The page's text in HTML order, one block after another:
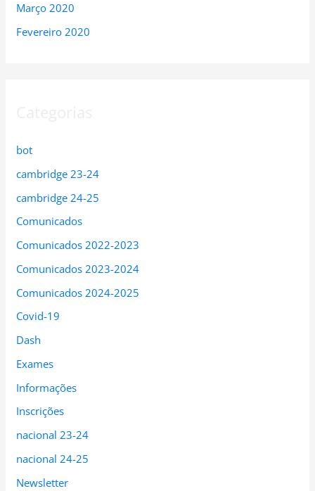
Março 2020
Fevereiro 2020
bot
cambridge 23-24
cambridge 24-25
Comunicados
Comunicados 2022-2023
Comunicados 2023-2024
Comunicados 2024-2025
Covid-19
Dash
Exames
Informações
Inscrições
nacional 23-24
nacional 24-25
Newsletter